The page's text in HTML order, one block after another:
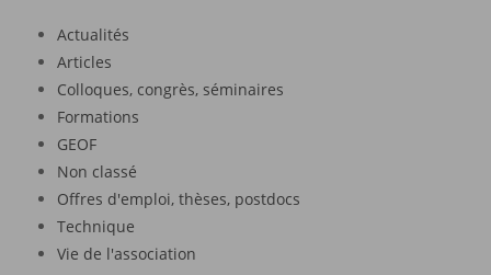
Actualités
Articles
Colloques, congrès, séminaires
Formations
GEOF
Non classé
Offres d'emploi, thèses, postdocs
Technique
Vie de l'association